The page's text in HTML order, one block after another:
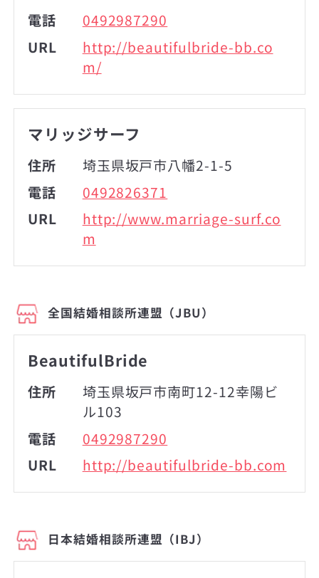
電話
0492987290
URL
http://beautifulbride-bb.co
m/
マリッジサーフ
住所
埼玉県坂戸市八幡2-1-5
電話
0492826371
URL
http://www.marriage-surf.co
m
全国結婚相談所連盟（JBU）
BeautifulBride
住所
埼玉県坂戸市南町12-12幸陽ビ
ル103
電話
0492987290
URL
http://beautifulbride-bb.com
日本結婚相談所連盟（IBJ）